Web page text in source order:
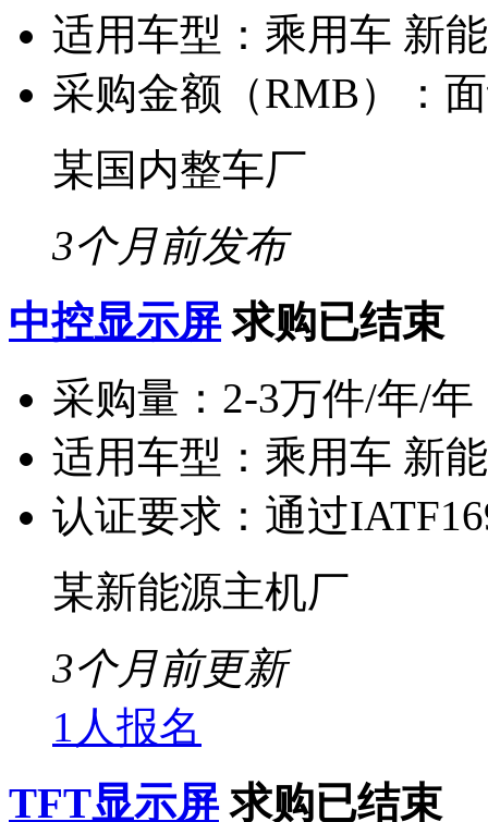
适用车型： 乘用车 新
采购金额（RMB）：
某国内整车厂
3个月前发布
中控显示屏 求购已结束
采购量： 2-3万件/年/年
适用车型： 乘用车 新
认证要求： 通过
某新能源主机厂
3个月前更新
1人报名
TFT显示屏 求购已结束